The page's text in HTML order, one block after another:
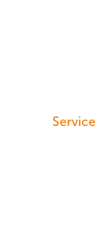
Service